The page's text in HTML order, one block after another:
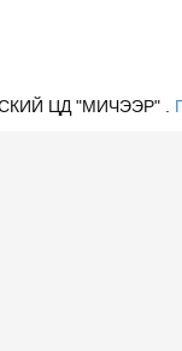
ЦД "МИЧЭЭР" .